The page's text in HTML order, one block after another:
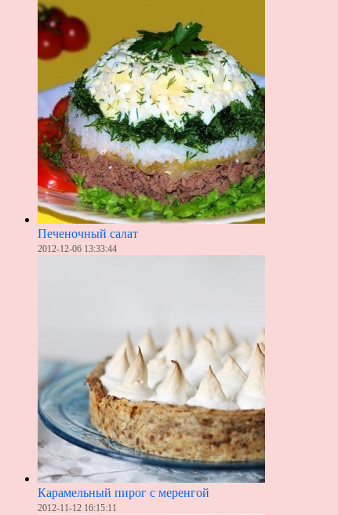
Печеночный салат
2012-12-06 13:33:44
Карамельный пирог с меренгой
2012-11-12 16:15:11